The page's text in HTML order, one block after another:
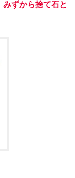
みずから捨て石と